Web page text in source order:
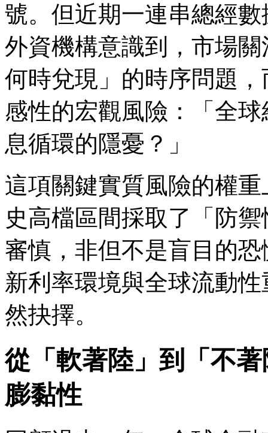
號。但近期一連串總經
外資機構意識到，市場
何時兌現」的時序問題
感性的宏觀風險：「全
息循環的隱憂？」
這項關鍵實質風險的權
史高檔區間採取了「防
審慎，非但不是盲目的
新利率環境與全球流動
然抉擇。
從「軟著陸」到「不
膨黏性